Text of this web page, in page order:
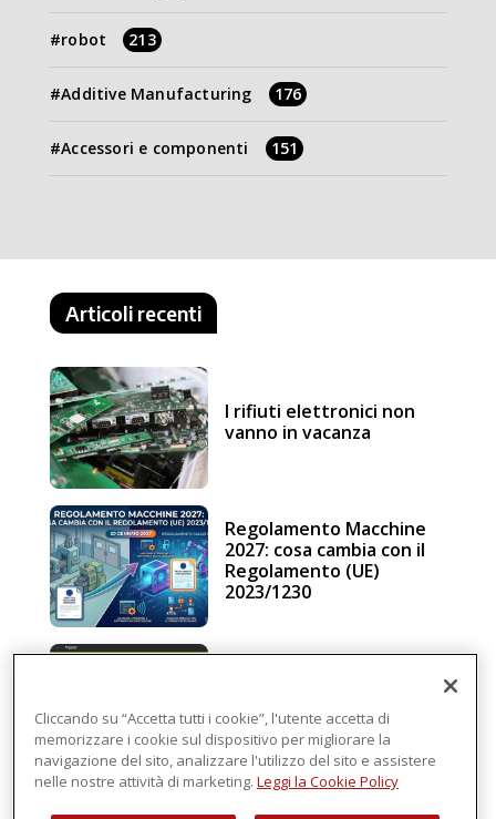
robot 213
Additive Manufacturing 176
Accessori e componenti 151
Articoli recenti
I rifiuti elettronici non
vanno in vacanza
Regolamento Macchine
2027: cosa cambia con il
Regolamento (UE)
2023/1230
intelligenza in cloud
Cliccando su “Accetta tutti i cookie”, l'utente accetta di
memorizzare i cookie sul dispositivo per migliorare la
navigazione del sito, analizzare l'utilizzo del sito e assistere
nelle nostre attività di marketing. Leggi la Cookie Policy